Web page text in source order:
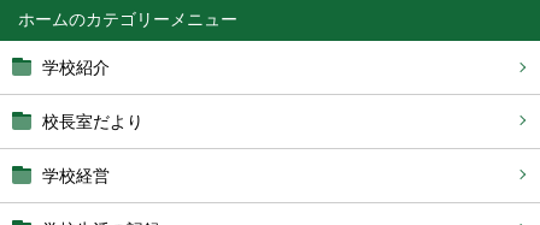
ホーム
学校紹介
校長室だより
学校経営